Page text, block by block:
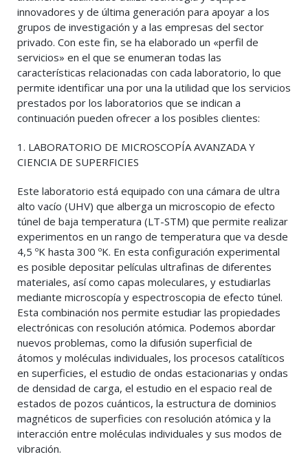
innovadores y de última generación para apoyar a los
grupos de investigación y a las empresas del sector
privado. Con este fin, se ha elaborado un «perfil de
servicios» en el que se enumeran todas las
características relacionadas con cada laboratorio, lo que
permite identificar una por una la utilidad que los servicios
prestados por los laboratorios que se indican a
continuación pueden ofrecer a los posibles clientes:
1. LABORATORIO DE MICROSCOPÍA AVANZADA Y
CIENCIA DE SUPERFICIES
Este laboratorio está equipado con una cámara de ultra
alto vacío (UHV) que alberga un microscopio de efecto
túnel de baja temperatura (LT-STM) que permite realizar
experimentos en un rango de temperatura que va desde
4,5 ºK hasta 300 ºK. En esta configuración experimental
es posible depositar películas ultrafinas de diferentes
materiales, así como capas moleculares, y estudiarlas
mediante microscopía y espectroscopia de efecto túnel.
Esta combinación nos permite estudiar las propiedades
electrónicas con resolución atómica. Podemos abordar
nuevos problemas, como la difusión superficial de
átomos y moléculas individuales, los procesos catalíticos
en superficies, el estudio de ondas estacionarias y ondas
de densidad de carga, el estudio en el espacio real de
estados de pozos cuánticos, la estructura de dominios
magnéticos de superficies con resolución atómica y la
interacción entre moléculas individuales y sus modos de
vibración.